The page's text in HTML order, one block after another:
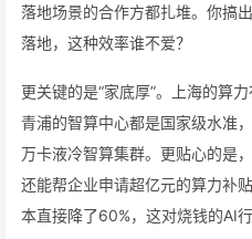
落地场景的合作方都扎堆。你搞
落地，这种效率谁不爱？
更关键的是“家底厚”。上海的算
青浦的智算中心都是国家级水准
万卡液冷智算集群。更贴心的是
还能帮企业申请超亿元的算力补
本直接降了60%，这对烧钱的AI